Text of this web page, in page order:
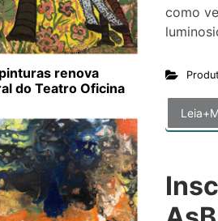
como
renova
do Teatro Oficina